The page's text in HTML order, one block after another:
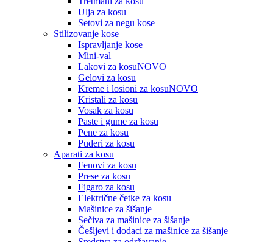
Ulja za kosu
Setovi za negu kose
Stilizovanje kose
Ispravljanje kose
Mini-val
Lakovi za kosuNOVO
Gelovi za kosu
Kreme i losioni za kosuNOVO
Kristali za kosu
Vosak za kosu
Paste i gume za kosu
Pene za kosu
Puderi za kosu
Aparati za kosu
Fenovi za kosu
Prese za kosu
Figaro za kosu
Električne četke za kosu
Mašinice za šišanje
Sečiva za mašinice za šišanje
Češljevi i dodaci za mašinice za šišanje